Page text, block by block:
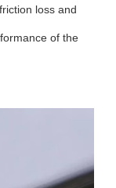
loss and
of the